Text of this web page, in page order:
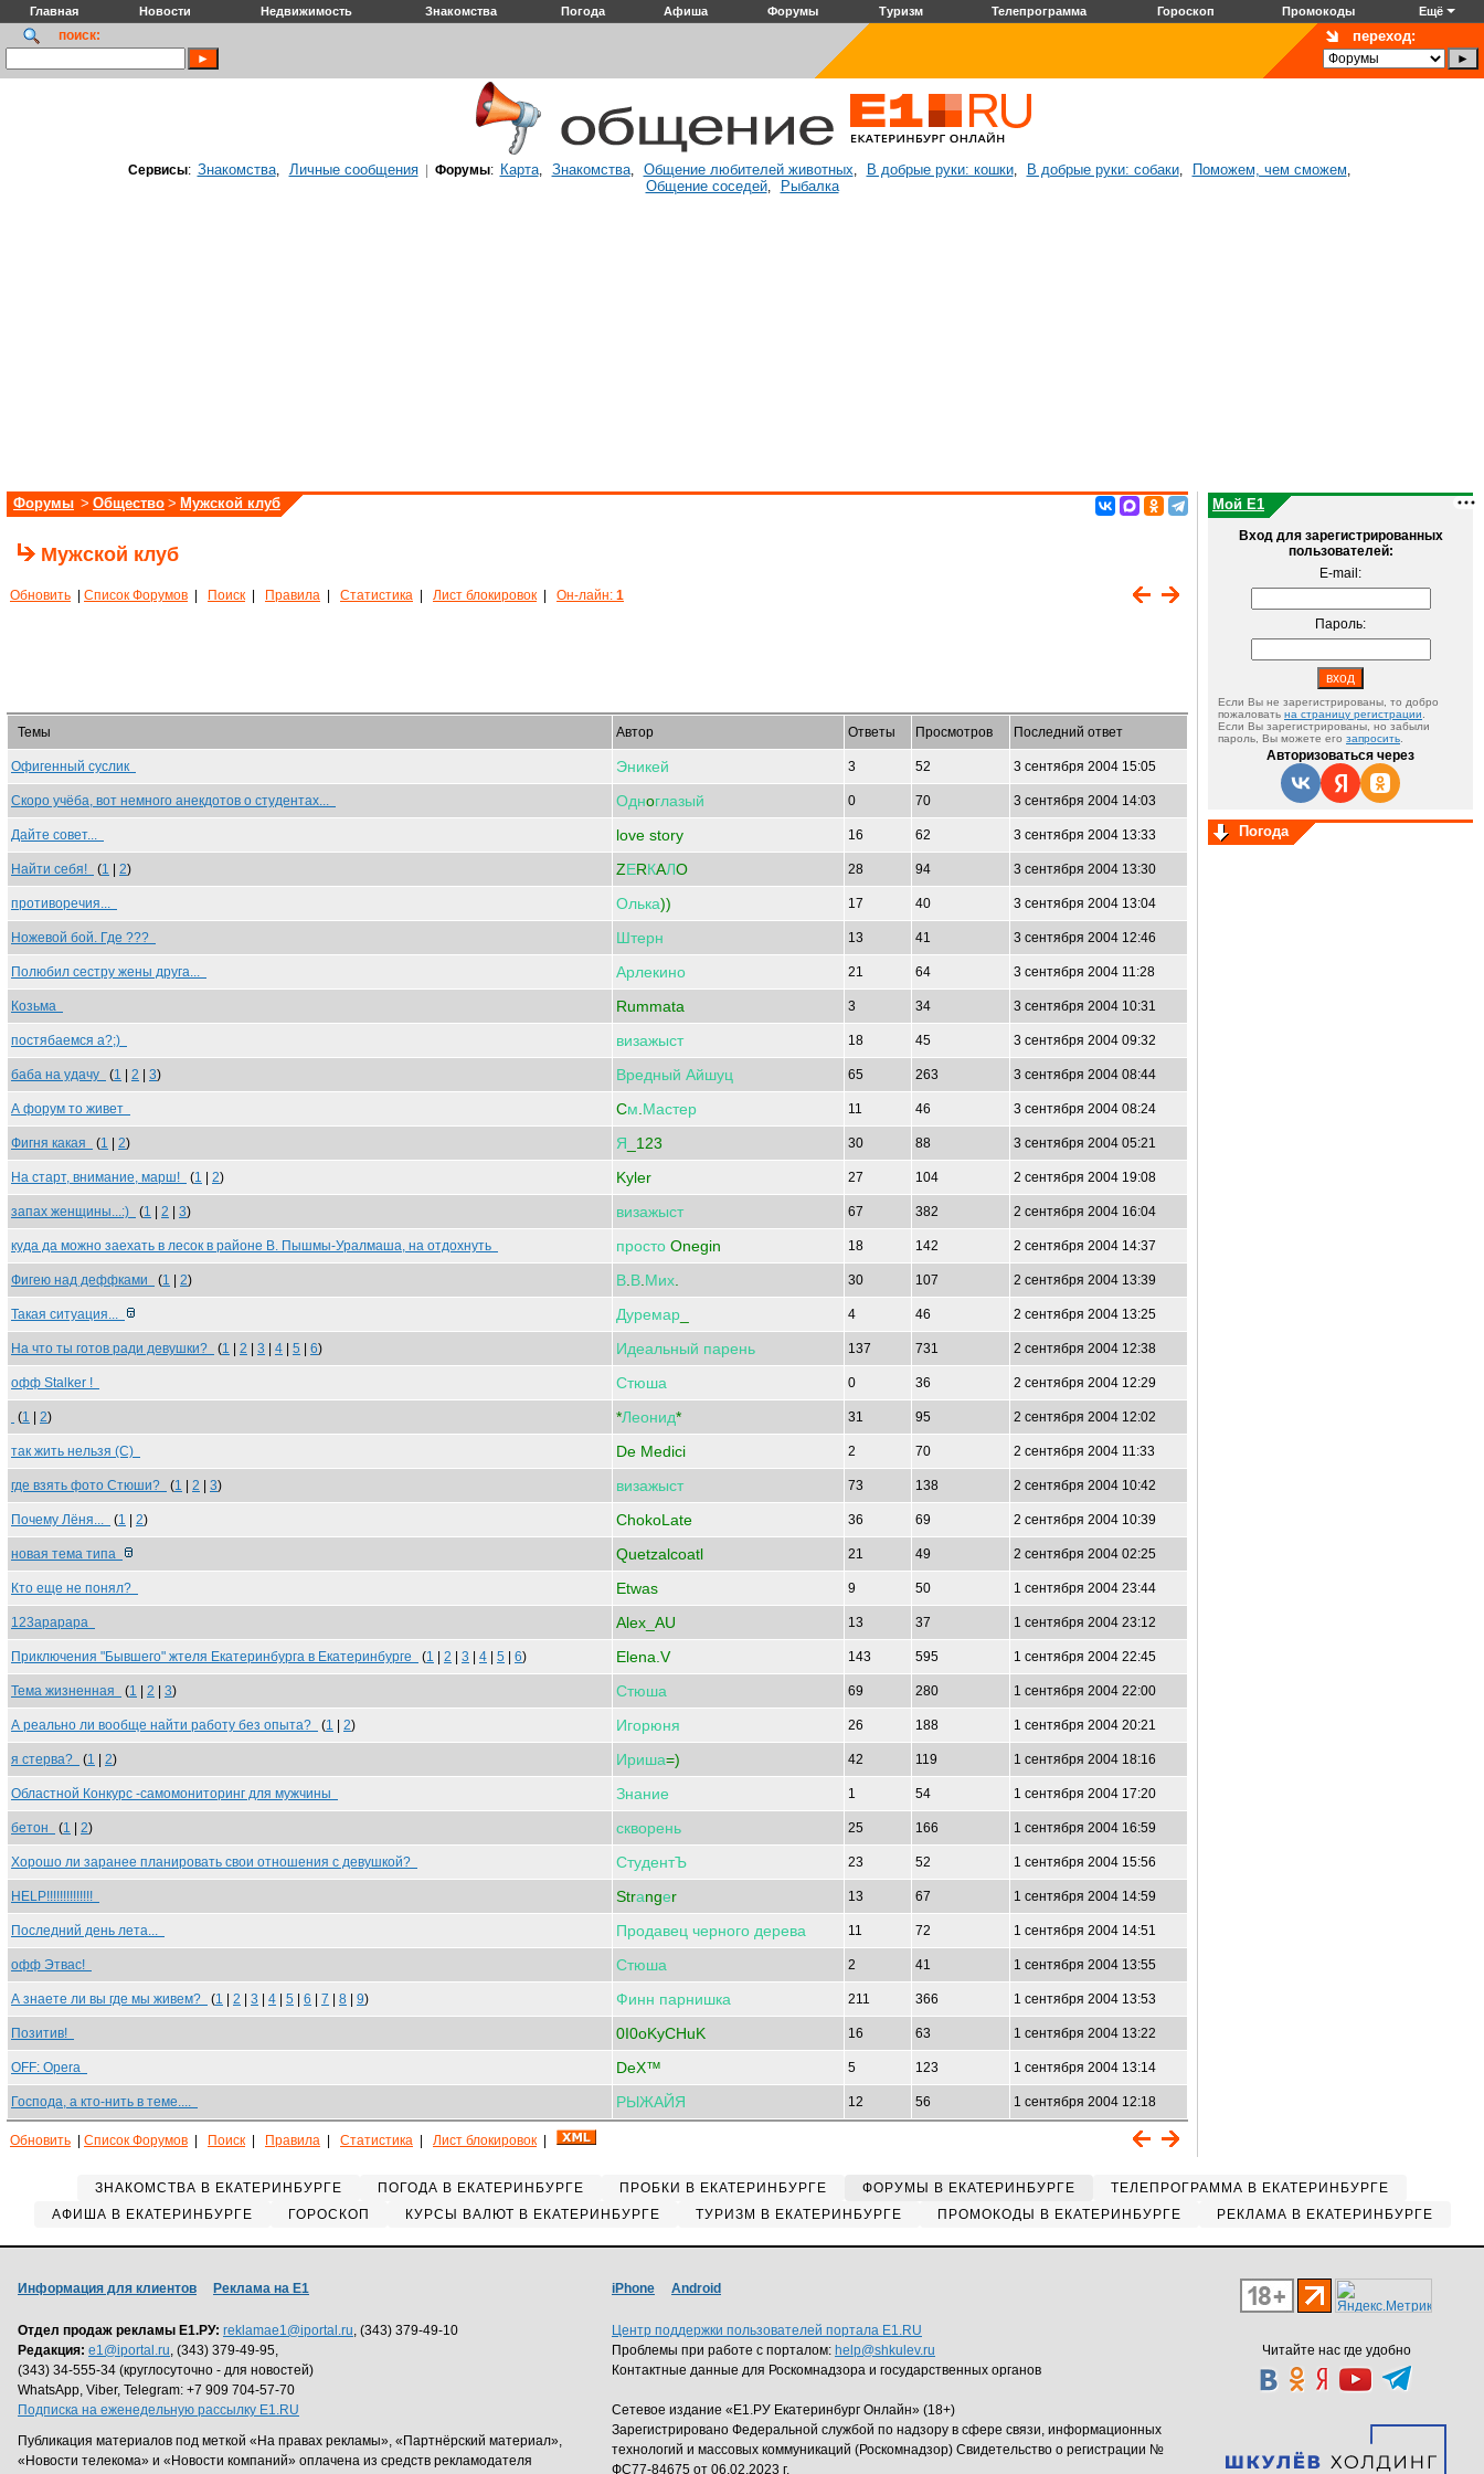
Главная Новости Недвижимость Знакомства Погода Афиша Форумы Туризм Телепрограмма Гороскоп Промокоды Ещё
поиск: переход:
Сервисы: Знакомства, Личные сообщения| Форумы: Карта, Знакомства, Общение любителей животных, В добрые руки: кошки, В добрые руки: собаки, Поможем, чем сможем,
Общение соседей, Рыбалка
Форумы > Общество > Мужской клуб
Мужской клуб
Обновить Список Форумов Поиск Правила Статистика Лист блокировок Он-лайн: 1
Темы Автор Ответы Просмотров Последний ответ
Офигенный суслик Эникей 3 52 3 сентября 2004 15:05
Скоро учёба, вот немного анекдотов о студентах... Однoглазый 0 70 3 сентября 2004 14:03
Дайте совет... love story 16 62 3 сентября 2004 13:33
Найти себя! (1 2) ZЕRКAЛO 28 94 3 сентября 2004 13:30
противоречия... Олька)) 17 40 3 сентября 2004 13:04
Ножевой бой. Где ??? Штерн 13 41 3 сентября 2004 12:46
Полюбил сестру жены друга... Арлекино 21 64 3 сентября 2004 11:28
Козьма Rummata 3 34 3 сентября 2004 10:31
постябаемся а?;) визажыст 18 45 3 сентября 2004 09:32
баба на удачу (1 2 3) Вредный Айшуц 65 263 3 сентября 2004 08:44
А форум то живет Cм Мастер 11 46 3 сентября 2004 08:24
Фигня какая (1 2) Я _123 30 88 3 сентября 2004 05:21
На старт, внимание, марш! (1 2) Kyler 27 104 2 сентября 2004 19:08
запах женщины...:) (1 2 3) визажыст 67 382 2 сентября 2004 16:04
куда да можно заехать в лесок в районе В. Пышмы-Уралмаша, на отдохнуть просто Onegin 18 142 2 сентября 2004 14:37
Фигею над деффками (1 2) В В Мих 30 107 2 сентября 2004 13:39
Такая ситуация... Дуремар 4 46 2 сентября 2004 13:25
На что ты готов ради девушки? (1 2 3 4 5 6) Идеальный парень 137 731 2 сентября 2004 12:38
офф Stаlker ! Стюша 0 36 2 сентября 2004 12:29
(1 2) *Леонид* 31 95 2 сентября 2004 12:02
так жить нельзя (С) De Medici 2 70 2 сентября 2004 11:33
где взять фото Стюши? (1 2 3) визажыст 73 138 2 сентября 2004 10:42
Почему Лёня... (1 2) ChokoLate 36 69 2 сентября 2004 10:39
новая тема типа Quetzalcoatl 21 49 2 сентября 2004 02:25
Кто еще не понял? Etwas 9 50 1 сентября 2004 23:44
123арарара Alex_AU 13 37 1 сентября 2004 23:12
Приключения "Бывшего" жтеля Екатеринбурга в Екатеринбурге (1 2 3 4 5 6) Elena.V 143 595 1 сентября 2004 22:45
Тема жизненная (1 2 3) Стюша 69 280 1 сентября 2004 22:00
А реально ли вообще найти работу без опыта? (1 2) Игорюня 26 188 1 сентября 2004 20:21
я стерва? (1 2) Ириша=) 42 119 1 сентября 2004 18:16
Областной Конкурс -самомониторинг для мужчины Знание 1 54 1 сентября 2004 17:20
бетон (1 2) скворень 25 166 1 сентября 2004 16:59
Хорошо ли заранее планировать свои отношения с девушкой? СтудентЪ 23 52 1 сентября 2004 15:56
HELP!!!!!!!!!!!!!! Strаngеr 13 67 1 сентября 2004 14:59
Последний день лета... Продавец черного дерева 11 72 1 сентября 2004 14:51
офф Этвас! Стюша 2 41 1 сентября 2004 13:55
А знаете ли вы где мы живем? (1 2 3 4 5 6 7 8 9) Финн парнишка 211 366 1 сентября 2004 13:53
Позитив! 0I0oKyCHuK 16 63 1 сентября 2004 13:22
OFF: Opera DeX™ 5 123 1 сентября 2004 13:14
Господа, а кто-нить в теме.... РЫЖАЙЯ 12 56 1 сентября 2004 12:18
Обновить Список Форумов Поиск Правила Статистика Лист блокировок
Мой E1
Вход для зарегистрированных
пользователей:
E-mail:
Пароль:
Если Вы не зарегистрированы, то добро
пожаловать на страницу регистрации
Если Вы зарегистрированы, но забыли
пароль, Вы можете его запросить
Авторизоваться через
Погода
ЗНАКОМСТВА В ЕКАТЕРИНБУРГЕ ПОГОДА В ЕКАТЕРИНБУРГЕ ПРОБКИ В ЕКАТЕРИНБУРГЕ ФОРУМЫ В ЕКАТЕРИНБУРГЕ
ТЕЛЕПРОГРАММА В ЕКАТЕРИНБУРГЕ
АФИША В ЕКАТЕРИНБУРГЕ
ГОРОСКОП КУРСЫ ВАЛЮТ В ЕКАТЕРИНБУРГЕ ТУРИЗМ В ЕКАТЕРИНБУРГЕ ПРОМОКОДЫ В ЕКАТЕРИНБУРГЕ РЕКЛАМА В ЕКАТЕРИНБУРГЕ
Читайте нас где удобно
Информация для клиентов Реклама на Е1
Отдел продаж рекламы Е1.РУ: reklamae1@iportal.ru, (343) 379-49-10
Редакция: e1@iportal.ru, (343) 379-49-95,
(343) 34-555-34 (круглосуточно - для новостей)
WhatsApp, Viber, Telegram: +7 909 704-57-70
Подписка на еженедельную рассылку E1.RU
Публикация материалов под меткой «На правах рекламы», «Партнёрский материал»,
«Новости телекома» и «Новости компаний» оплачена из средств рекламодателя
iPhone Android
Центр поддержки пользователей портала E1.RU
Проблемы при работе с порталом: help@shkulev.ru
Контактные данные для Роскомнадзора и государственных органов
Сетевое издание «Е1.РУ Екатеринбург Онлайн» (18+)
Зарегистрировано Федеральной службой по надзору в сфере связи, информационных
технологий и массовых коммуникаций (Роскомнадзор) Свидетельство о регистрации №
ФС77-84675 от 06.02.2023 г.